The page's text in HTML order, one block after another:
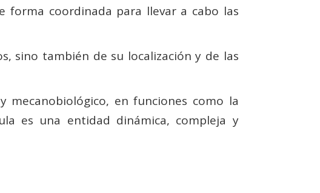
forma coordinada para llevar a cabo las
sino también de su localización y de las
en funciones como la
es una entidad dinámica, compleja y